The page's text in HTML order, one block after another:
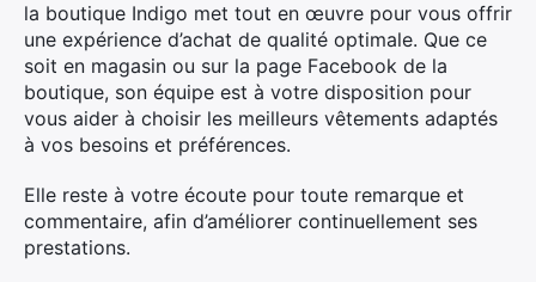
la boutique Indigo met tout en œuvre pour vous offrir
une expérience d’achat de qualité optimale. Que ce
soit en magasin ou sur la page Facebook de la
boutique, son équipe est à votre disposition pour
vous aider à choisir les meilleurs vêtements adaptés
à vos besoins et préférences.
Elle reste à votre écoute pour toute remarque et
commentaire, afin d’améliorer continuellement ses
prestations.